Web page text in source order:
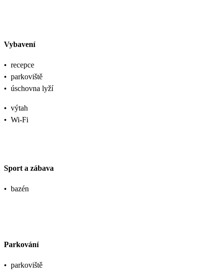
Vybavení
• recepce
• parkoviště
• úschovna lyží
• výtah
• Wi-Fi
Sport a zábava
• bazén
Parkování
• parkoviště